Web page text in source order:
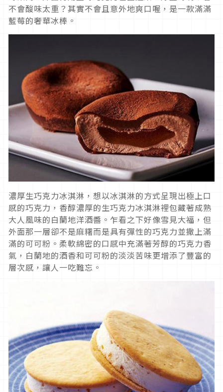
不會酸味太重？其實不會且意外地爽口喔，是一款滿滿
藍莓的奢華冰棒。
濃厚生巧克力冰淇淋，想以冰淇淋的方式呈現出極上口
感的巧克力，香醇濃厚的生巧克力冰淇淋裡包藏著成熟
大人風味的白蘭地洋酒醬。乍看之下好像雪見大福，但
外面那一層卻不是麻糬而是具有彈性的巧克力並撒上滿
滿的可可粉。柔軟綿密的口感中充滿著芳醇的巧克力香
氣，白蘭地的酒香和可可粉的淡淡苦味更增添了豐富的
層次感，讓人一吃難忘。